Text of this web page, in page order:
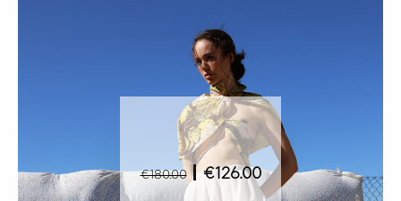
€180.00 | €126.00